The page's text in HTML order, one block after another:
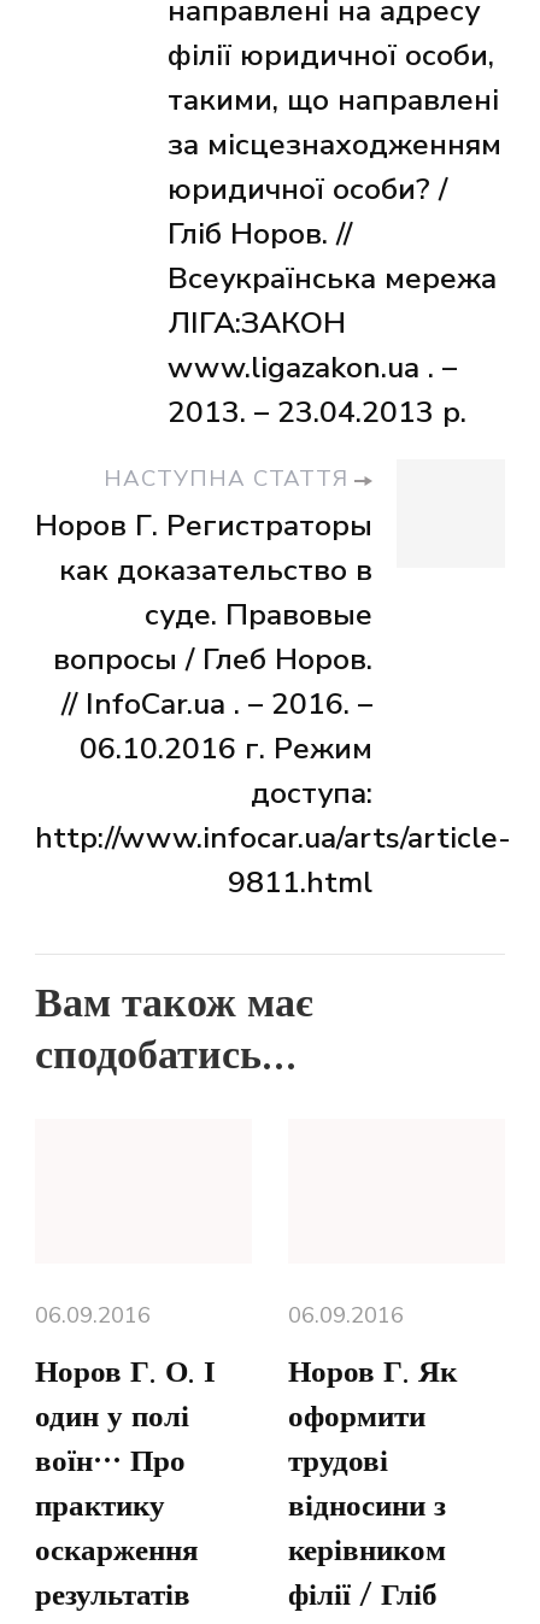
направлені на адресу
філії юридичної особи,
такими, що направлені
за місцезнаходженням
юридичної особи? /
Гліб Норов. //
Всеукраїнська мережа
ЛІГА:ЗАКОН
www.ligazakon.ua . –
2013. – 23.04.2013 р.
НАСТУПНА СТАТТЯ
Норов Г. Регистраторы
как доказательство в
суде. Правовые
вопросы / Глеб Норов.
// InfoCar.ua . – 2016. –
06.10.2016 г. Режим
доступа:
http://www.infocar.ua/arts/article-
9811.html
Вам також має
сподобатись...
06.09.2016
Норов Г. О. І
один у полі
воїн… Про
практику
оскарження
результатів
06.09.2016
Норов Г. Як
оформити
трудові
відносини з
керівником
філії / Гліб